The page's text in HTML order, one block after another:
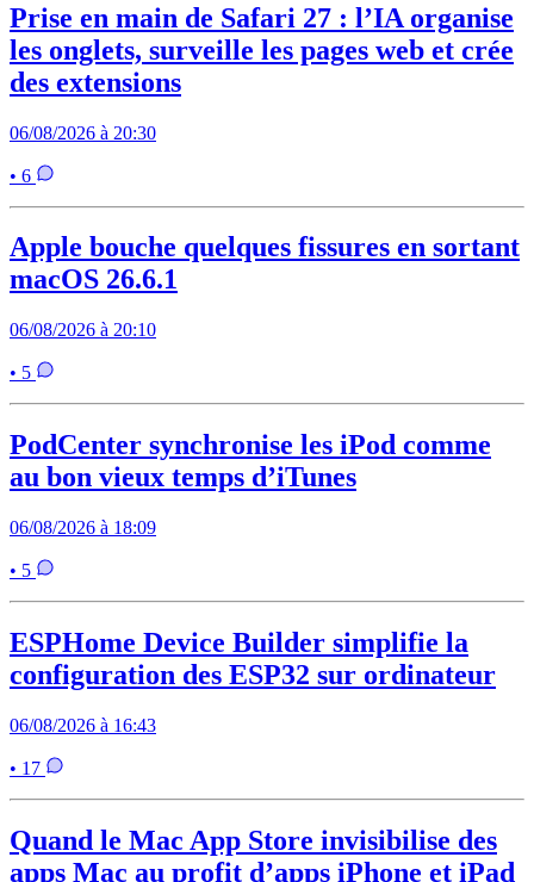
Prise en main de Safari 27 : l’IA organise
les onglets, surveille les pages web et crée
des extensions
06/08/2026 à 20:30
• 6
Apple bouche quelques fissures en sortant
macOS 26.6.1
06/08/2026 à 20:10
• 5
PodCenter synchronise les iPod comme
au bon vieux temps d’iTunes
06/08/2026 à 18:09
• 5
ESPHome Device Builder simplifie la
configuration des ESP32 sur ordinateur
06/08/2026 à 16:43
• 17
Quand le Mac App Store invisibilise des
apps Mac au profit d’apps iPhone et iPad